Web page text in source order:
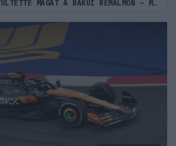
PIASTRI TÚLTETTE MAGÁT A BAKUI RÉMÁLMON – MAGABIZTOSAN KEZDETT SZINGAPÚRBAN